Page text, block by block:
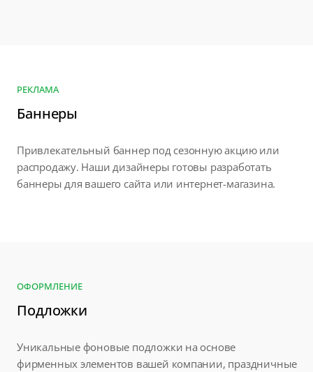
РЕКЛАМА
Баннеры
Привлекательный баннер под сезонную акцию или
распродажу. Наши дизайнеры готовы разработать
баннеры для вашего сайта или интернет-магазина.
ОФОРМЛЕНИЕ
Подложки
Уникальные фоновые подложки на основе
фирменных элементов вашей компании, праздничные